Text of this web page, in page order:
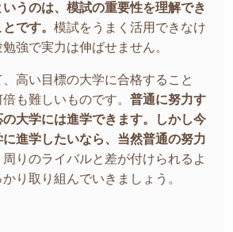
うのは、模試の重要性を理解でき
です。 模試をうまく活用できなけ
強で実力は伸ばせません。
高い目標の大学に合格すること
も難しいものです。 普通に努力す
大学には進学できます。しかし今
進学したいなら、当然普通の努力
周りのライバルと差が付けられるよ
り取り組んでいきましょう。